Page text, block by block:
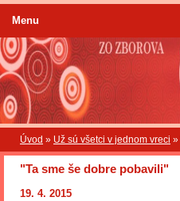
Úvod » Už sú všetci v jednom vreci »
"Ta sme še dobre pobavili"
19. 4. 2015
Menu